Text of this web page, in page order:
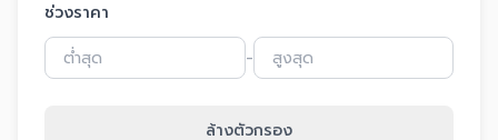
ช่วงราคา
-
ล้างตัวกรอง